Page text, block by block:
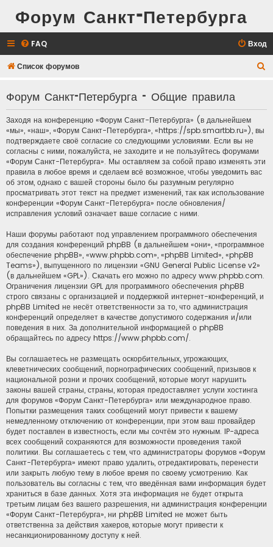
Форум Санкт-Петербурга
FAQ Вход
Список форумов
с
Форум Санкт-Петербурга - Общие правила
Заходя на конференцию «Форум Санкт-Петербурга» (в дальнейшем
«мы», «наш», «Форум Санкт-Петербурга», «https://spb.smartbb.ru»), вы
подтверждаете своё согласие со следующими условиями. Если вы не
согласны с ними, пожалуйста, не заходите и не пользуйтесь форумами
«Форум Санкт-Петербурга». Мы оставляем за собой право изменять эти
правила в любое время и сделаем всё возможное, чтобы уведомить вас
об этом, однако с вашей стороны было бы разумным регулярно
просматривать этот текст на предмет изменений, так как использование
конференции «Форум Санкт-Петербурга» после обновления/
исправления условий означает ваше согласие с ними.
Наши форумы работают под управлением программного обеспечения
для создания конференций phpBB (в дальнейшем «они», «программное
обеспечение phpBB», «www.phpbb.com», «phpBB Limited», «phpBB
Teams»), выпущенного по лицензии «GNU General Public License v2»
(в дальнейшем «GPL»). Скачать его можно по адресу www.phpbb.com.
Ограничения лицензии GPL для программного обеспечения phpBB
строго связаны с организацией и поддержкой интернет-конференций, и
phpBB Limited не несёт ответственности за то, что администрация
конференций определяет в качестве допустимого содержания и/или
поведения в них. За дополнительной информацией о phpBB
обращайтесь по адресу https://www.phpbb.com/.
Вы соглашаетесь не размещать оскорбительных, угрожающих,
клеветнических сообщений, порнографических сообщений, призывов к
национальной розни и прочих сообщений, которые могут нарушить
законы вашей страны, страны, которая предоставляет услуги хостинга
для форумов «Форум Санкт-Петербурга» или международное право.
Попытки размещения таких сообщений могут привести к вашему
немедленному отключению от конференции, при этом ваш провайдер
будет поставлен в известность, если мы сочтём это нужным. IP-адреса
всех сообщений сохраняются для возможности проведения такой
политики. Вы соглашаетесь с тем, что администраторы форумов «Форум
Санкт-Петербурга» имеют право удалить, отредактировать, перенести
или закрыть любую тему в любое время по своему усмотрению. Как
пользователь вы согласны с тем, что введённая вами информация будет
храниться в базе данных. Хотя эта информация не будет открыта
третьим лицам без вашего разрешения, ни администрация конференции
«Форум Санкт-Петербурга», ни phpBB Limited не может быть
ответственна за действия хакеров, которые могут привести к
несанкционированному доступу к ней.